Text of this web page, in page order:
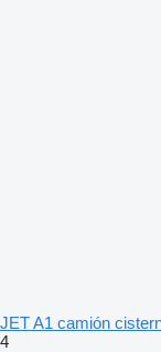
JET A1 camión
4